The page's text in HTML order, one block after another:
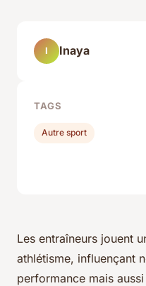
Les entraîneurs jouent
athlétisme, influençant
performance mais
I Inaya
TAGS
Autre sport